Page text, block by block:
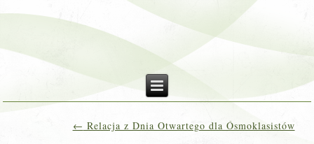
← Relacja z Dnia Otwartego dla Ósmoklasistów